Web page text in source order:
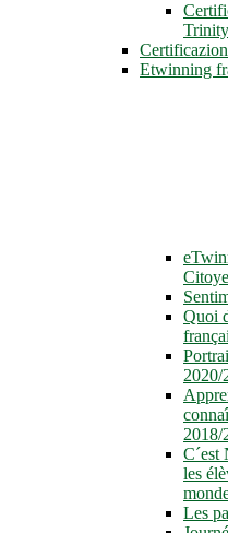
Etwinning
Quoi
2020/
2018/
C´est
les
Les